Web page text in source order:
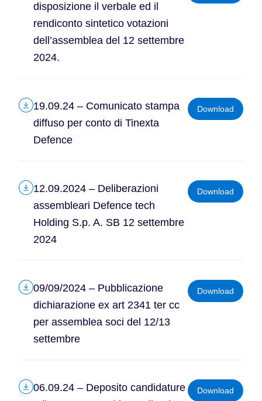
disposizione il verbale ed il
rendiconto sintetico votazioni
dell’assemblea del 12 settembre
2024.
19.09.24 – Comunicato stampa
diffuso per conto di Tinexta
Defence
Download
12.09.2024 – Deliberazioni
assembleari Defence tech
Holding S.p. A. SB 12 settembre
2024
Download
09/09/2024 – Pubblicazione
dichiarazione ex art 2341 ter cc
per assemblea soci del 12/13
settembre
Download
06.09.24 – Deposito candidature
Download